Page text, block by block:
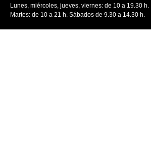
Lunes, miércoles, jueves, viernes: de 10 a 19.30 h.
Martes: de 10 a 21 h. Sábados de 9.30 a 14.30 h.